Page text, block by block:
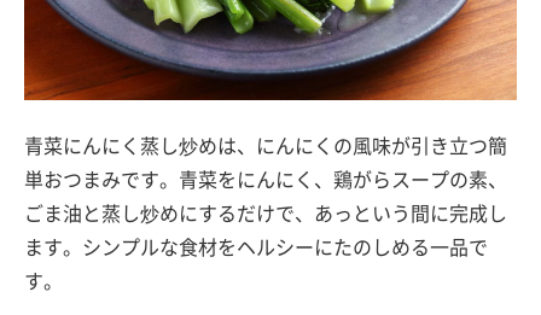
青菜にんにく蒸し炒めは、にんにくの風味が引き立つ簡
単おつまみです。青菜をにんにく、鶏がらスープの素、
ごま油と蒸し炒めにするだけで、あっという間に完成し
ます。シンプルな食材をヘルシーにたのしめる一品で
す。